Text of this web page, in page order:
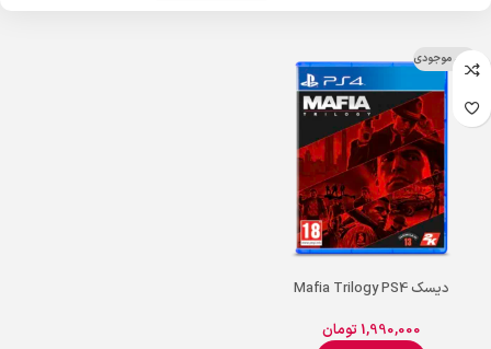
اتمام موجودی
دیسک Mafia Trilogy PS4
1,990,000 تومان